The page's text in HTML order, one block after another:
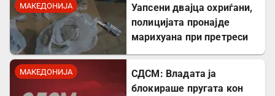
МАКЕДОНИЈА
Уапсени двајца охриѓани,
полицијата пронајде
марихуана при претреси
МАКЕДОНИЈА
СДСМ: Владата ја
блокираше пругата кон